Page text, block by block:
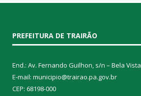
PREFEITURA DE TRAIRÃO
End.: Av. Fernando Guilhon, s/n – Bela Vista
E-mail: municipio@trairao.pa.gov.br
CEP: 68198-000